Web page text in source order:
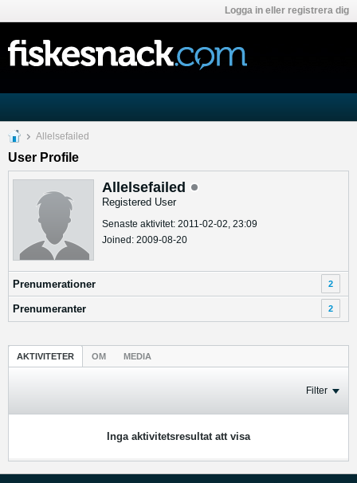
Logga in eller registrera dig
Allelsefailed
User Profile
Allelsefailed
Registered User
Senaste aktivitet: 2011-02-02, 23:09
Joined: 2009-08-20
Prenumerationer 2
Prenumeranter 2
AKTIVITETER OM MEDIA
Filter
Inga aktivitetsresultat att visa